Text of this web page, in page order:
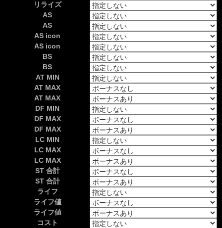
リライズ
AS
AS
AS icon
AS icon
BS
BS
AT MIN
AT MAX
AT MAX
DF MIN
DF MAX
DF MAX
LC MIN
LC MAX
LC MAX
ST 合計
ST 合計
ライフ
ライフ値
ライフ値
コスト